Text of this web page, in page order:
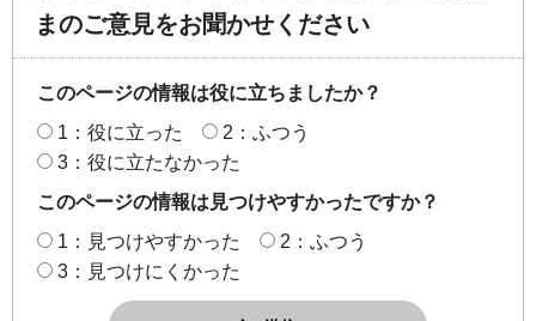
まのご意見をお聞かせください
このページの情報は役に立ちましたか？
1：役に立った
2：ふつう
3：役に立たなかった
このページの情報は見つけやすかったですか？
1：見つけやすかった
2：ふつう
3：見つけにくかった